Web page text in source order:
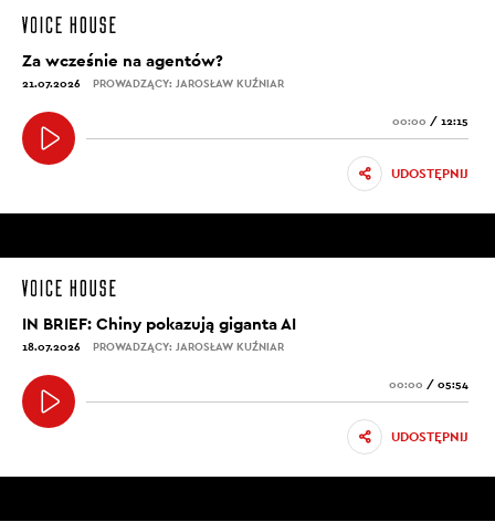
Za wcześnie na agentów?
21.07.2026 PROWADZĄCY: JAROSŁAW KUŹNIAR
00:00 / 12:15
UDOSTĘPNIJ
IN BRIEF: Chiny pokazują giganta AI
18.07.2026 PROWADZĄCY: JAROSŁAW KUŹNIAR
00:00 / 05:54
UDOSTĘPNIJ